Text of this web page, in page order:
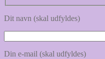
Dit navn (skal udfyldes)
Din e-mail (skal udfyldes)